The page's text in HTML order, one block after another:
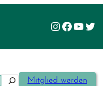
Instagram
Facebook
Mitglied werden